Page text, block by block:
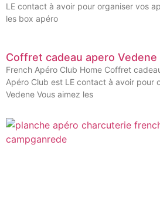
LE contact à avoir pour organiser vos
les box apéro
Coffret cadeau apero Vedene
French Apéro Club Home Coffret
Apéro Club est LE contact à avoir pour
Vedene Vous aimez les